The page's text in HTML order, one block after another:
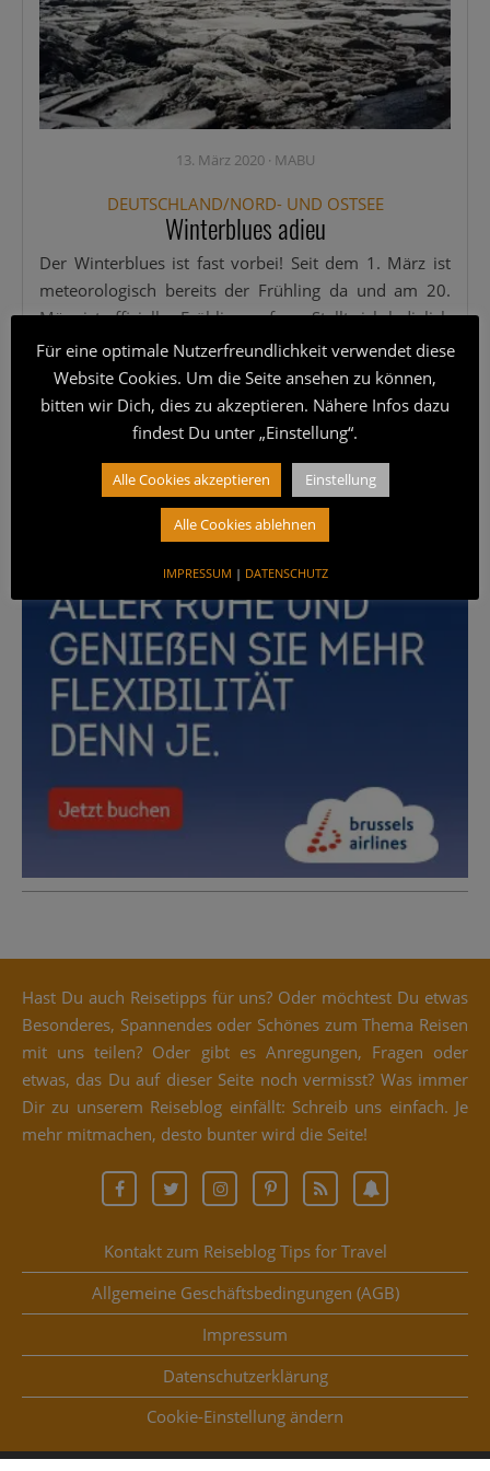
13. März 2020· MABU
DEUTSCHLAND/NORD- UND OSTSEE
Winterblues adieu
Der Win­ter­blues ist fast vor­bei! Seit dem 1. März ist
meteo­ro­lo­gisch bereits der Früh­ling da und am 20.
März ist offi­zi­el­ler Früh­lings­an­fang. Stellt sich ledig­lich
die Fra­ge: Wie­so lei­den über­haupt so vie­le am Win­ter­
blues? Abge­se­hen [...]
Wei­ter­le­sen
ANZEIGE
Hast Du auch Rei­se­tipps für uns? Oder möch­test Du etwas
Beson­de­res, Span­nen­des oder Schö­nes zum The­ma Rei­sen
mit uns tei­len? Oder gibt es Anre­gun­gen, Fra­gen oder
etwas, das Du auf die­ser Sei­te noch ver­misst? Was immer
Dir zu unse­rem Rei­se­blog ein­fällt: Schreib uns ein­fach. Je
mehr mit­ma­chen, des­to bun­ter wird die Seite!
Kontakt zum Reiseblog Tips for Travel
Allgemeine Geschäftsbedingungen (AGB)
Impressum
Datenschutzerklärung
Coo­kie-Ein­stel­lung ändern
Für eine optimale Nutzerfreundlichkeit verwendet diese
Website Cookies. Um die Seite ansehen zu können,
bitten wir Dich, dies zu akzeptieren. Nähere Infos dazu
findest Du unter „Einstellung“.
Alle Cookies akzeptieren Einstellung
Alle Cookies ablehnen
IMPRESSUM | DATENSCHUTZ